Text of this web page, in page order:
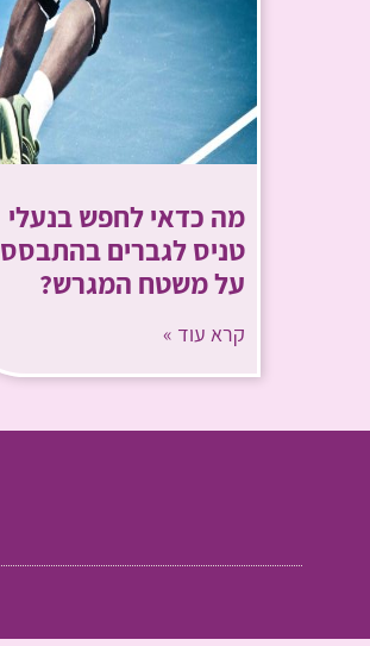
מה כדאי לחפש בנעלי
טניס לגברים בהתבסס
על משטח המגרש?
קרא עוד »